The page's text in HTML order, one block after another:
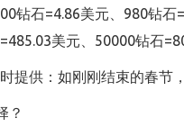
钻石=4.86美元、980钻
美元、50000钻石
提供：如刚刚结束的春节
？